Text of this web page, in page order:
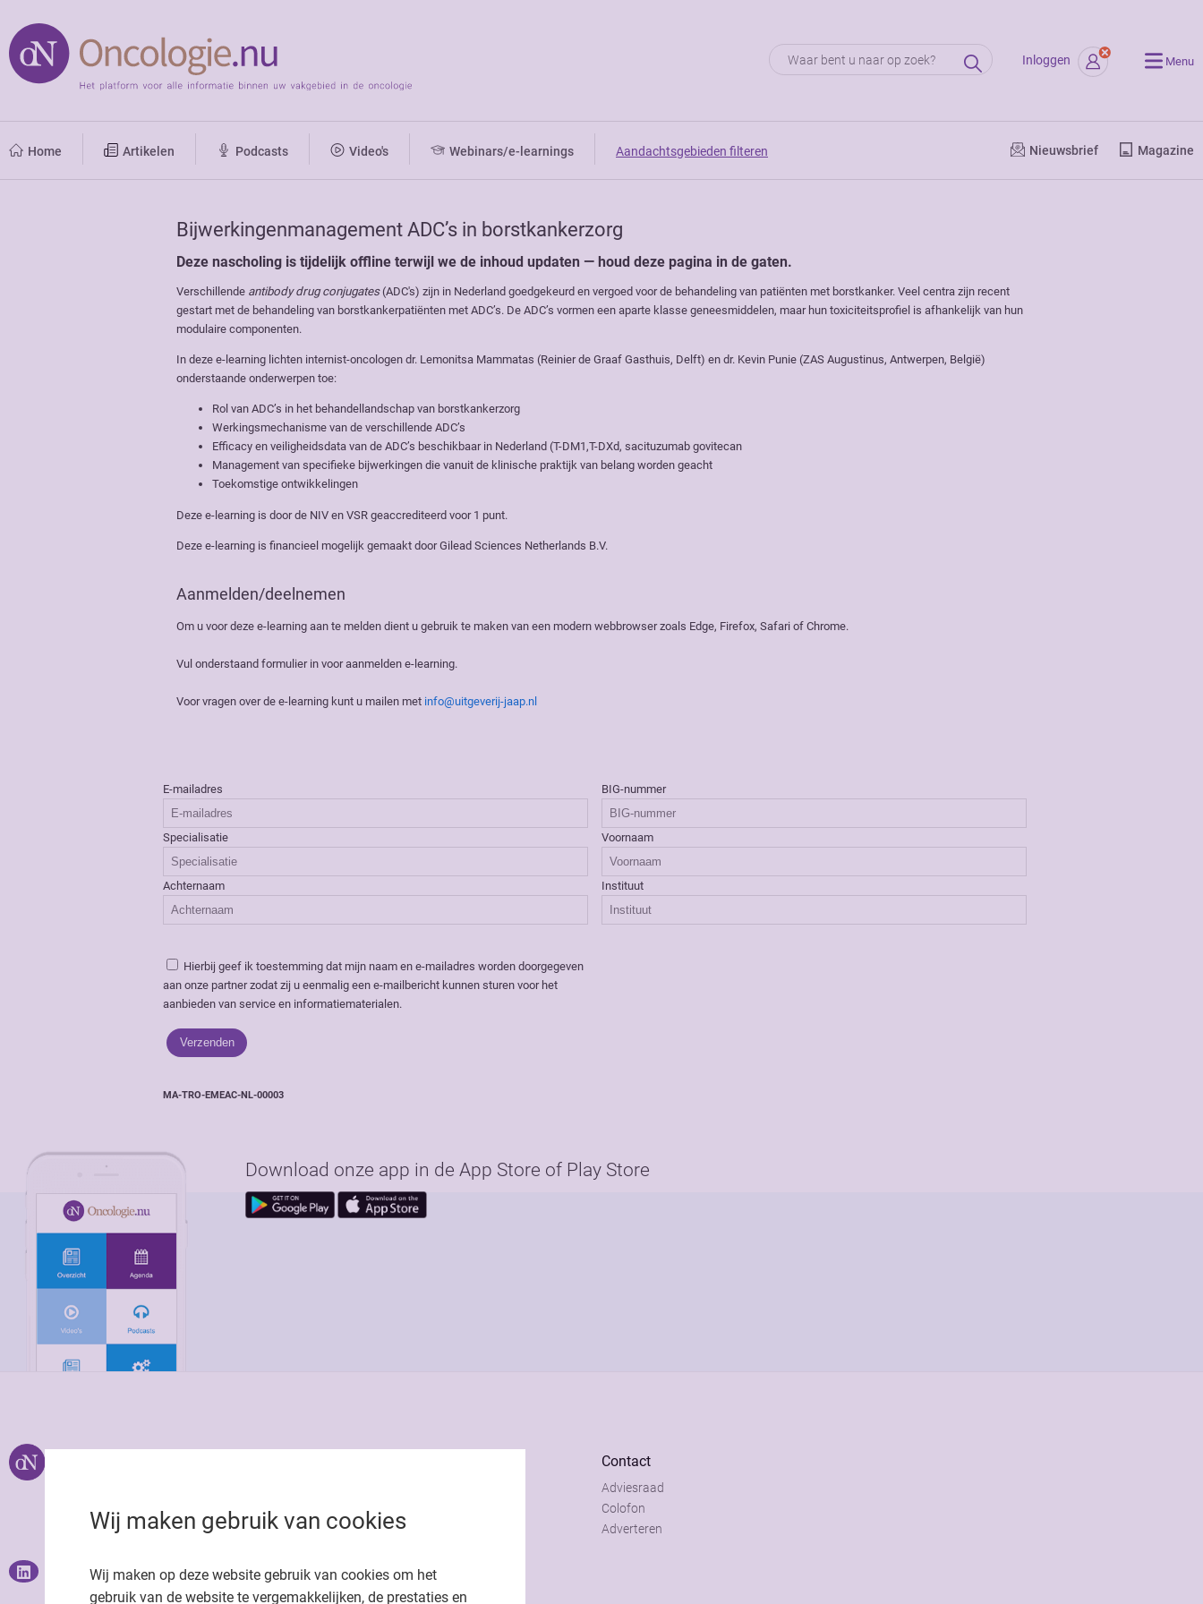
Wij maken gebruik van cookies
Wij maken op deze website gebruik van cookies om het
gebruik van de website te vergemakkelijken, de prestaties en
Inloggen Menu
Home Artikelen Podcasts Video's Webinars/e-learnings Aandachtsgebieden filteren Nieuwsbrief Magazine
Bijwerkingenmanagement ADC’s in borstkankerzorg
Deze nascholing is tijdelijk offline terwijl we de inhoud updaten — houd deze pagina in de gaten.
Verschillende antibody drug conjugates(ADC's) zijn in Nederland goedgekeurd en vergoed voor de behandeling van patiënten met borstkanker. Veel centra zijn recent
gestart met de behandeling van borstkankerpatiënten met ADC’s. De ADC’s vormen een aparte klasse geneesmiddelen, maar hun toxiciteitsprofiel is afhankelijk van hun
modulaire componenten.
In deze e-learning lichten internist-oncologen dr. Lemonitsa Mammatas (Reinier de Graaf Gasthuis, Delft) en dr. Kevin Punie (ZAS Augustinus, Antwerpen, België)
onderstaande onderwerpen toe:
Rol van ADC’s in het behandellandschap van borstkankerzorg
Werkingsmechanisme van de verschillende ADC’s
Efficacy en veiligheidsdata van de ADC’s beschikbaar in Nederland (T-DM1,T-DXd, sacituzumab govitecan
Management van specifieke bijwerkingen die vanuit de klinische praktijk van belang worden geacht
Toekomstige ontwikkelingen
Deze e-learning is door de NIV en VSR geaccrediteerd voor 1 punt.
Deze e-learning is financieel mogelijk gemaakt door Gilead Sciences Netherlands B.V.
Aanmelden/deelnemen
Om u voor deze e-learning aan te melden dient u gebruik te maken van een modern webbrowser zoals Edge, Firefox, Safari of Chrome.
Vul onderstaand formulier in voor aanmelden e-learning.
Voor vragen over de e-learning kunt u mailen met info@uitgeverij-jaap.nl
E-mailadres BIG-nummer
Specialisatie Voornaam
Achternaam Instituut
Hierbij geef ik toestemming dat mijn naam en e-mailadres worden doorgegeven
aan onze partner zodat zij u eenmalig een e-mailbericht kunnen sturen voor het
aanbieden van service en informatiematerialen.
MA-TRO-EMEAC-NL-00003
Download onze app in de App Store of Play Store
Privacy statement
Cookie statement
Richtlijnen
Contact
Adviesraad
Colofon
Adverteren